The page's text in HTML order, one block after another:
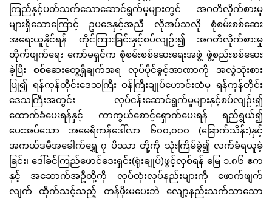
ကြည်နှင့်ပတ်သက်သောဆောင်ရွက်မှုများတွင် အဂတိလိုက်စားမှု
များရှိသောကြောင့် ဥပဒေနှင့်အညီ လိုအပ်သလို စုံစမ်းစစ်ဆေး
အရေးယူနိုင်ရန် တိုင်ကြားခြင်းနှင့်စပ်လျဉ်း၍ အဂတိလိုက်စားမှု
တိုက်ဖျက်ရေး ကော်မရှင်က စုံစမ်းစစ်ဆေးရေးအဖွဲ့ ဖွဲ့စည်းစစ်ဆေး
ခဲ့ပြီး စစ်ဆေးတွေ့ရှိချက်အရ လုပ်ပိုင်ခွင့်အာဏာကို အလွဲသုံးစား
ပြု၍ ရန်ကုန်တိုင်းဒေသကြီး ဝန်ကြီးချုပ်ဟောင်းထံမှ ရန်ကုန်တိုင်း
ဒေသကြီးအတွင်း လုပ်ငန်းဆောင်ရွက်မှုများနှင့်စပ်လျဉ်း၍
ထောက်ခံပေးရန်နှင့် ကာကွယ်စောင့်ရှောက်ပေးရန် ရည်ရွယ်၍
ပေးအပ်သော အမေရိကန်ဒေါ်လာ ၆၀၀,၀၀၀ (ခြောက်သိန်း)နှင့်
အကယ်ဒမီအခေါက်ရွှေ ၇ ပိဿာ တို့ကို သုံးကြိမ်ခွဲ၍ လက်ခံရယူခဲ့
ခြင်း၊ ဒေါ်ခင်ကြည်ဖောင်ဒေးရှင်း(ရုံးချုပ်)ဖွင့်လှစ်ရန် မြေ ၁.၈၆ ဧက
နှင့် အဆောက်အဦတို့ကို လုပ်ထုံးလုပ်နည်းများကို ဖောက်ဖျက်
လျက် ထိုက်သင့်သည့် တန်ဖိုးမပေးဘဲ လျော့နည်းသက်သာသော